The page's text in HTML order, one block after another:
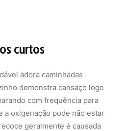
curtos
adora caminhadas
demonstra cansaço logo
com frequência para
a oxigenação pode não estar
geralmente é causada